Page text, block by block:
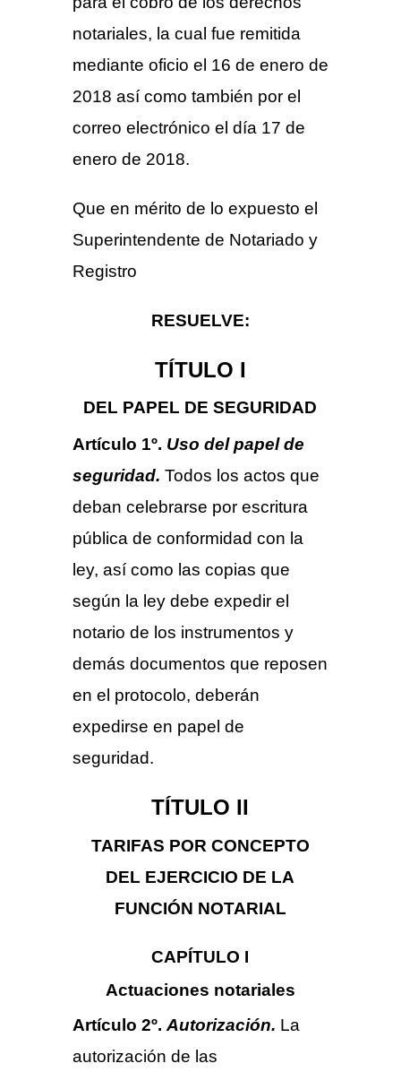
notariales, la cual fue remitida
mediante oficio el 16 de enero de
2018 así como también por el
correo electrónico el día 17 de
enero de 2018.
Que en mérito de lo expuesto el
Superintendente de Notariado y
Registro
RESUELVE:
TÍTULO I
DEL PAPEL DE SEGURIDAD
Artículo 1º. Uso del papel de
seguridad. Todos los actos que
deban celebrarse por escritura
pública de conformidad con la
ley, así como las copias que
según la ley debe expedir el
notario de los instrumentos y
demás documentos que reposen
en el protocolo, deberán
expedirse en papel de
seguridad.
TÍTULO II
TARIFAS POR CONCEPTO
DEL EJERCICIO DE LA
FUNCIÓN NOTARIAL
CAPÍTULO I
Actuaciones notariales
Artículo 2º.Autorización. La
autorización de las